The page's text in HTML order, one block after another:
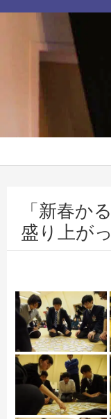
「新春か
盛り上が